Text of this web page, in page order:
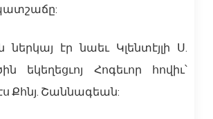
էր նաեւ Կլենտէյլի Ս.
եկեղեցւոյ Հոգեւոր հովիւ՝
Քհնյ. Շաննագեան: